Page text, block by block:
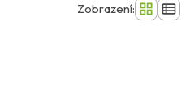
Zobrazení: